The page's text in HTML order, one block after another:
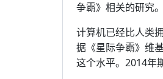
争霸》相关的研究。
计算机已经比人类
据《星际争霸》维
这个水平。2014年